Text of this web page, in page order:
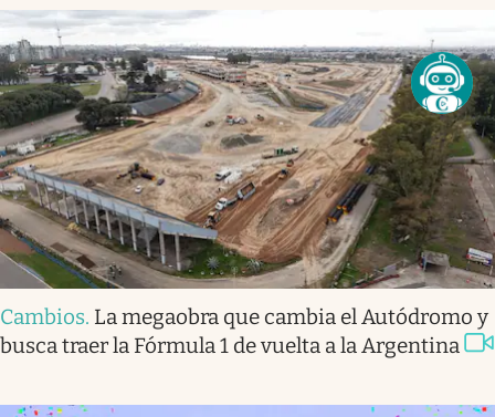
Cambios. La megaobra que cambia el Autódromo y
busca traer la Fórmula 1 de vuelta a la Argentina